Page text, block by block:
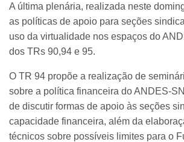
A última plenária, realizada neste
as políticas de apoio para seções
uso da virtualidade nos espaços do
dos TRs 90,94 e 95.
O TR 94 propõe a realização de
sobre a política financeira do ANDES-
de discutir formas de apoio às seções
capacidade financeira, além da
técnicos sobre possíveis limites para o